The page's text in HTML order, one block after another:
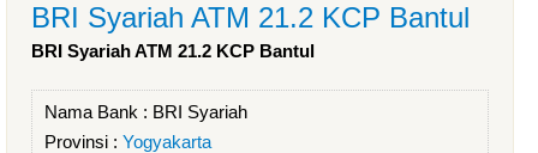
BRI Syariah ATM 21.2 KCP Bantul
BRI Syariah ATM 21.2 KCP Bantul
Nama Bank : BRI Syariah
Provinsi : Yogyakarta